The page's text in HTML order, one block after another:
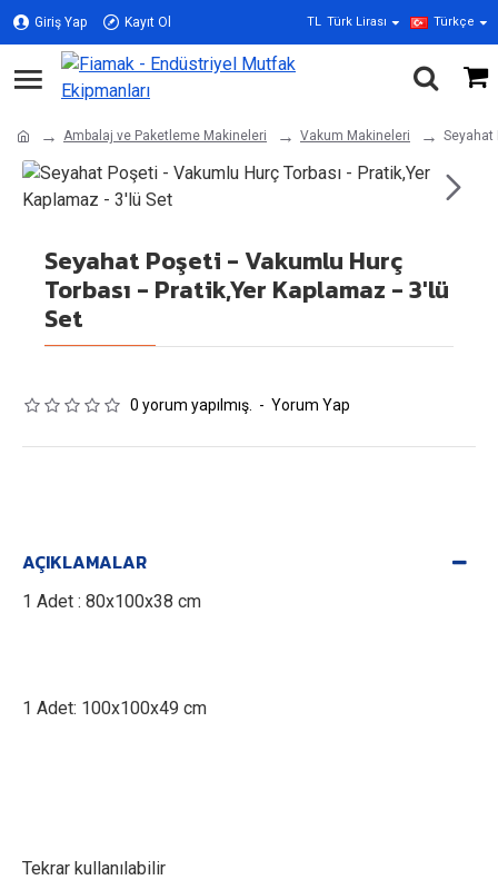
Giriş Yap Kayıt Ol TL Türk Lirası Türkçe
Ambalaj ve Paketleme Makineleri Vakum Makineleri Seyahat
Seyahat Poşeti - Vakumlu Hurç
Torbası - Pratik,Yer Kaplamaz - 3'lü
Set
0 yorum yapılmış. - Yorum Yap
AÇIKLAMALAR
1 Adet : 80x100x38 cm
1 Adet: 100x100x49 cm
Tekrar kullanılabilir